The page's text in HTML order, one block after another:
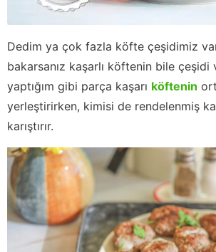
Dedim ya çok fazla köfte çeşidimiz
bakarsanız kaşarlı köftenin bile çeşidi
yaptığım gibi parça kaşarı köftenin
yerleştirirken, kimisi de rendelenmiş
karıştırır.